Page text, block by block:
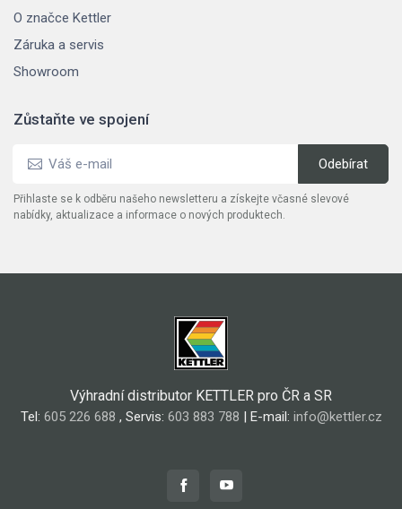
O značce Kettler
Záruka a servis
Showroom
Zůstaňte ve spojení
Přihlaste se k odběru našeho newsletteru a získejte včasné slevové
nabídky, aktualizace a informace o nových produktech.
Výhradní distributor KETTLER pro ČR a SR
Tel: 605 226 688 , Servis: 603 883 788 | E-mail: info@kettler.cz